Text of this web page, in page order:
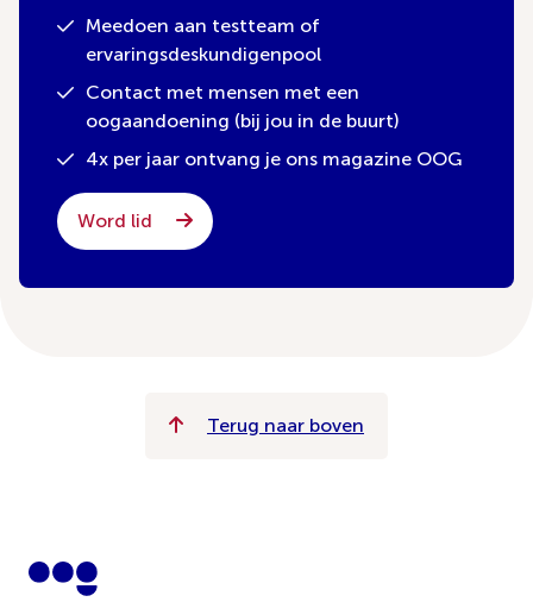
Meedoen aan testteam of
ervaringsdeskundigenpool
Contact met mensen met een
oogaandoening (bij jou in de buurt)
4x per jaar ontvang je ons magazine OOG
Word lid
Terug naar boven